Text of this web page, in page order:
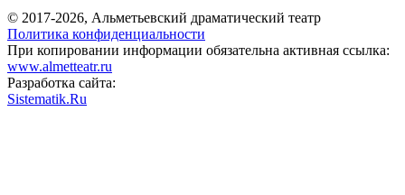
© 2017-2026, Альметьевский драматический театр
Политика конфиденциальности
При копировании информации обязательна активная ссылка:
www.almetteatr.ru
Разработка сайта:
Sistematik.Ru